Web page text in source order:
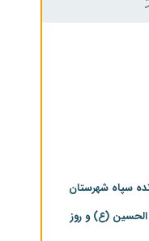
سپاه شهرستان
الحسین (ع) و روز